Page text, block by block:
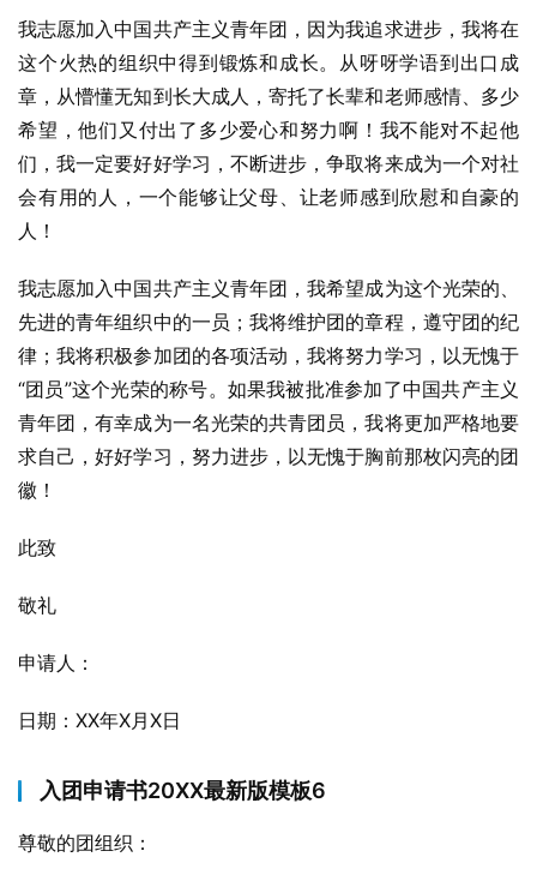
我志愿加入中国共产主义青年团，因为我追求进步，我将在
这个火热的组织中得到锻炼和成长。从呀呀学语到出口成
章，从懵懂无知到长大成人，寄托了长辈和老师感情、多少
希望，他们又付出了多少爱心和努力啊！我不能对不起他
们，我一定要好好学习，不断进步，争取将来成为一个对社
会有用的人，一个能够让父母、让老师感到欣慰和自豪的
人！
我志愿加入中国共产主义青年团，我希望成为这个光荣的、
先进的青年组织中的一员；我将维护团的章程，遵守团的纪
律；我将积极参加团的各项活动，我将努力学习，以无愧于
“团员”这个光荣的称号。如果我被批准参加了中国共产主义
青年团，有幸成为一名光荣的共青团员，我将更加严格地要
求自己，好好学习，努力进步，以无愧于胸前那枚闪亮的团
徽！
此致
敬礼
申请人：
日期：XX年X月X日
入团申请书20XX最新版模板6
尊敬的团组织：